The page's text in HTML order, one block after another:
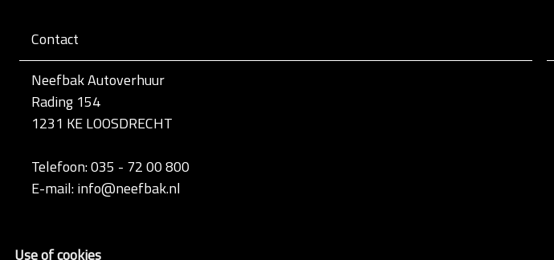
Contact
Neefbak Autoverhuur
Rading 154
1231 KE LOOSDRECHT
Telefoon: 035 - 72 00 800
E-mail: info@neefbak.nl
Use of cookies